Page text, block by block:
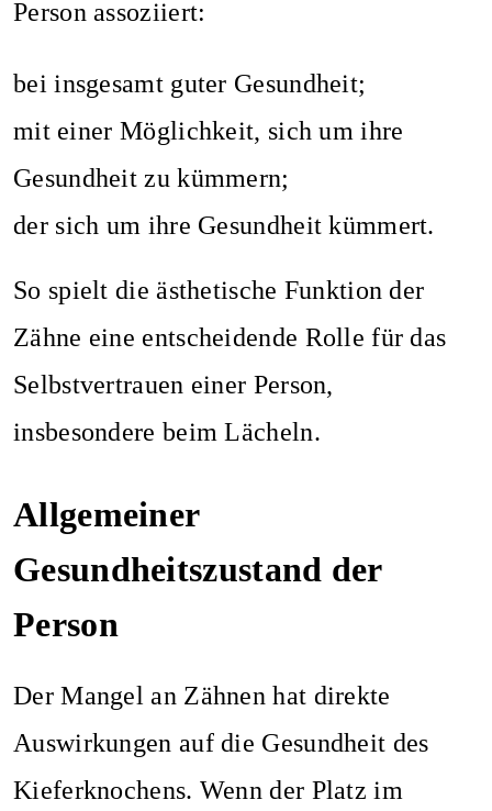
Person assoziiert:
bei insgesamt guter Gesundheit;
mit einer Möglichkeit, sich um ihre
Gesundheit zu kümmern;
der sich um ihre Gesundheit kümmert.
So spielt die ästhetische Funktion der
Zähne eine entscheidende Rolle für das
Selbstvertrauen einer Person,
insbesondere beim Lächeln.
Allgemeiner
Gesundheitszustand der
Person
Der Mangel an Zähnen hat direkte
Auswirkungen auf die Gesundheit des
Kieferknochens. Wenn der Platz im